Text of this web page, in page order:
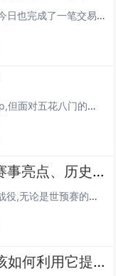
最近NBA交易市场热度不减，布鲁克林篮网今日也完成了一笔交易调整阵容，不少球迷好奇：这次交易具体内容是什么？会给球队带来哪些影响？下面我们就来逐一分析。 篮网今天的交易具体内容是什么？ 篮网与底特律活塞达成交易：篮网送出替补后卫杰伦·勒...
很多彩民朋友想要更新或下载最新版彩票app,但面对五花八门的下载渠道，难免担心安全问题，到底该如何安全、合规地获取彩票app最新版？我们从合法渠道、真伪鉴别、安装安全、风险规避四个维度详细解答。 哪些渠道是下载彩票app的合法途径？...
中国队vs日本队直播怎么看？赛事亮点、历史对决与观赛攻略都在这！
国足对阵日本的比赛向来是亚洲足坛的焦点战役,无论是世预赛的出线生死战，还是亚洲杯的荣誉之争，两队的碰撞总能点燃球迷的热情，想要第一时间锁定直播、吃透赛事关键信息？这篇问答式指南会从直播渠道、赛事看点、历史交锋等维度逐一解答，帮你全方位备战这...
NBA录像回放吧是什么？球迷该如何利用它提升观赛体验？